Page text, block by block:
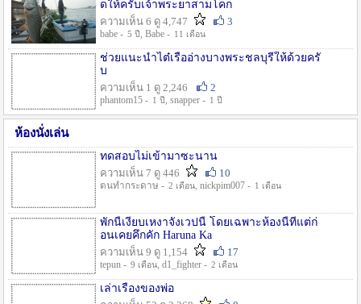
ดให้ครับเจ้าพระยาสามโคก
ความเห็น 6 ดู 4,747
3
babe - 5 ปี , Babe - 11 เดือน
ช่วยแนะนำไต๋เรืออ่างบางพระชลบุรีให้ด้วยครั
บ
ความเห็น 1 ดู 2,246
2
phantom15 - 1 ปี , snapper - 1 ปี
ห้องนั่งเล่น
ทดสอบไม่เข้ามาซะนาน
ความเห็น 7 ดู 446
10
ตนทำกระดาษ - 2 เดือน, nickpim007 - 1 เดือน
พักนี้เงียบเหงาจังเวปนี้ โดยเฉพาะห้องนี้ที่แต่ก่
อนเคยคึกคัก Haruna Ka
ความเห็น 9 ดู 1,154
17
tepun - 9 เดือน, d1_fighter - 2 เดือน
เล่าเรื่องของพ่อ